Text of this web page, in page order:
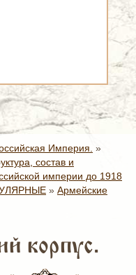
Империя. »
состав и
империи до 1918
» Армейские
корпус.